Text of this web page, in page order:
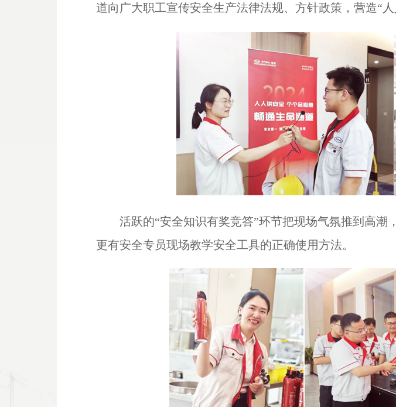
道向广大职工宣传安全生产法律法规、方针政策，营造“
活跃的“安全知识有奖竞答”环节把现场气氛推到高潮
更有安全专员现场教学安全工具的正确使用方法。